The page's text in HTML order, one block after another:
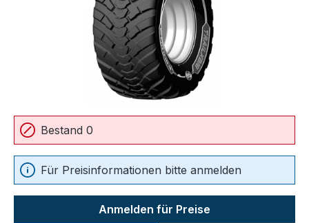
Bestand 0
Für Preisinformationen bitte anmelden
Anmelden für Preise